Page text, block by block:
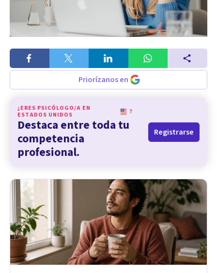
Priorízanos en
¿ERES PSICÓLOGO/A EN
ESTADOS UNIDOS
?
Destaca entre toda tu
competencia
profesional.
Registrarse